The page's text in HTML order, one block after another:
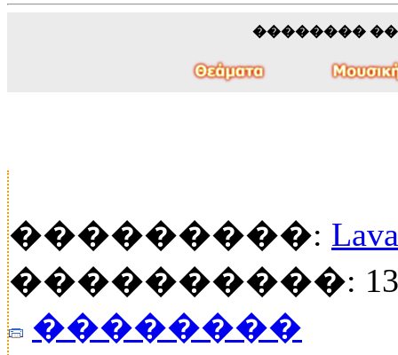
��������
���������:
����������:
��������